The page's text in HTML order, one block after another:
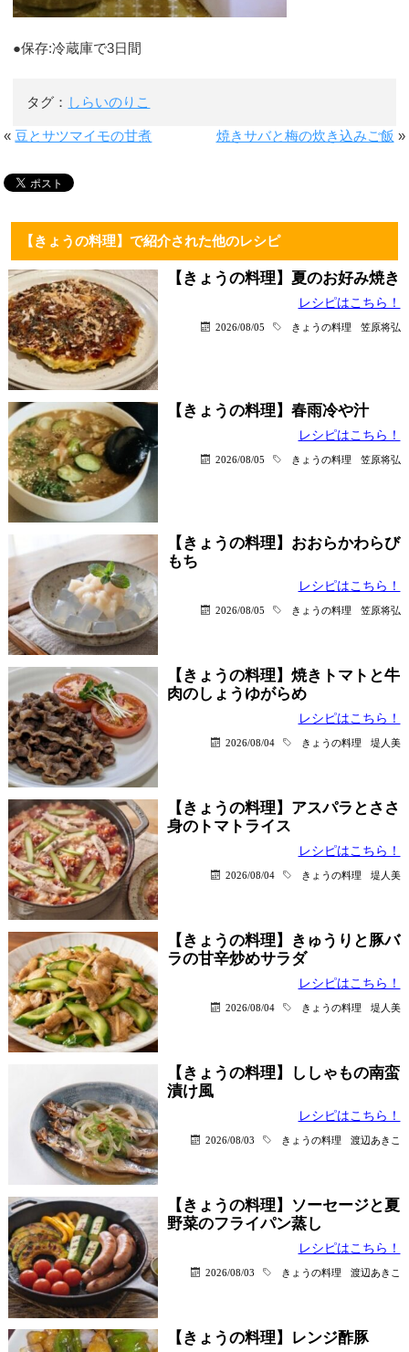
●保存:冷蔵庫で3日間
タグ： しらいのりこ
« 豆とサツマイモの甘煮 焼きサバと梅の炊き込みご飯 »
【きょうの料理】で紹介された他のレシピ
【きょうの料理】夏のお好み焼き
レシピはこちら！
2026/08/05 きょうの料理 笠原将弘
【きょうの料理】春雨冷や汁
レシピはこちら！
2026/08/05 きょうの料理 笠原将弘
【きょうの料理】おおらかわらび
もち
レシピはこちら！
2026/08/05 きょうの料理 笠原将弘
【きょうの料理】焼きトマトと牛
肉のしょうゆがらめ
レシピはこちら！
2026/08/04 きょうの料理 堤人美
【きょうの料理】アスパラとささ
身のトマトライス
レシピはこちら！
2026/08/04 きょうの料理 堤人美
【きょうの料理】きゅうりと豚バ
ラの甘辛炒めサラダ
レシピはこちら！
2026/08/04 きょうの料理 堤人美
【きょうの料理】ししゃもの南蛮
漬け風
レシピはこちら！
2026/08/03 きょうの料理 渡辺あきこ
【きょうの料理】ソーセージと夏
野菜のフライパン蒸し
レシピはこちら！
2026/08/03 きょうの料理 渡辺あきこ
【きょうの料理】レンジ酢豚